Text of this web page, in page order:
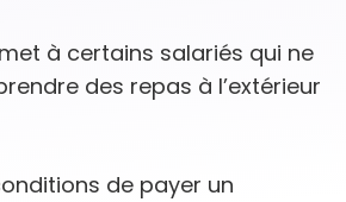
à certains salariés qui ne
des repas à l’extérieur
de payer un